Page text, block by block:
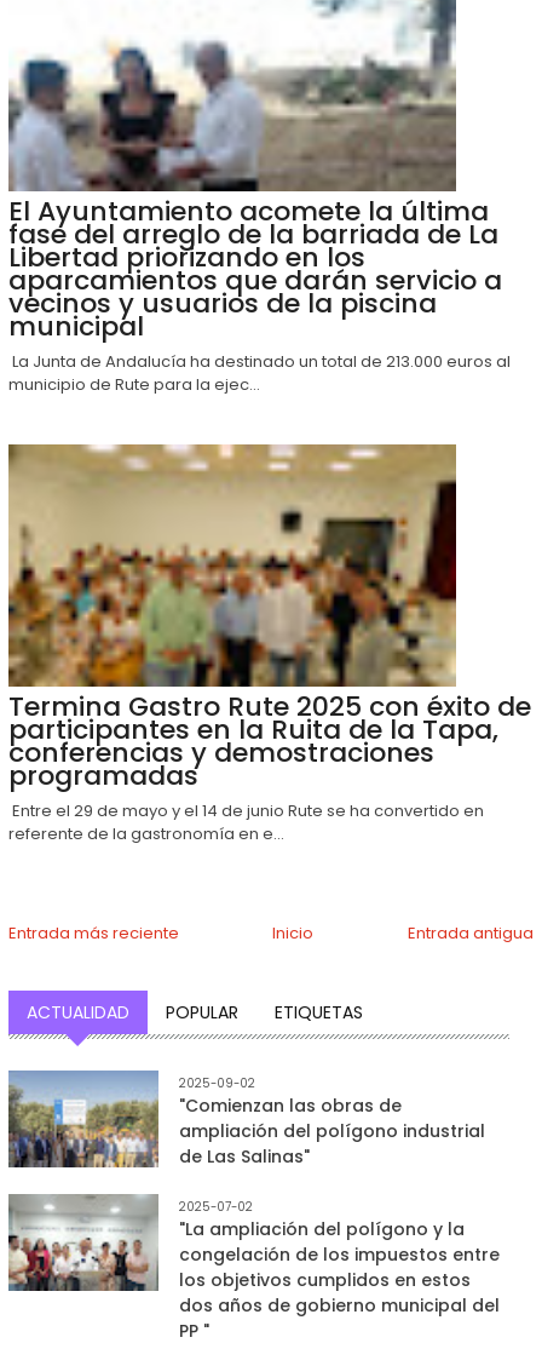
El Ayuntamiento acomete la última
fase del arreglo de la barriada de La
Libertad priorizando en los
aparcamientos que darán servicio a
vecinos y usuarios de la piscina
municipal
La Junta de Andalucía ha destinado un total de 213.000 euros al
municipio de Rute para la ejec...
Termina Gastro Rute 2025 con éxito de
participantes en la Ruita de la Tapa,
conferencias y demostraciones
programadas
Entre el 29 de mayo y el 14 de junio Rute se ha convertido en
referente de la gastronomía en e...
Entrada más reciente Entrada antigua
Inicio
ACTUALIDAD POPULAR ETIQUETAS
2025-09-02
"Comienzan las obras de
ampliación del polígono industrial
de Las Salinas"
2025-07-02
"La ampliación del polígono y la
congelación de los impuestos entre
los objetivos cumplidos en estos
dos años de gobierno municipal del
PP "